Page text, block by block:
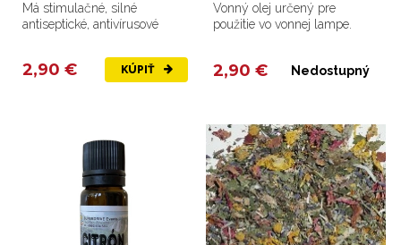
Má stimulačné, silné
antiseptické, antivírusové
2,90 € KÚPIŤ
Vonný olej určený pre
použitie vo vonnej lampe.
2,90 € Nedostupný